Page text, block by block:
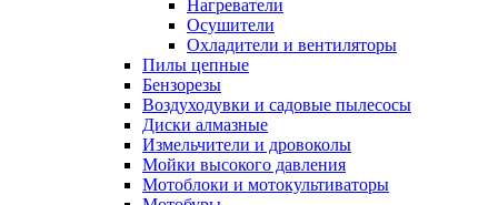
Нагреватели
Осушители
Охладители и вентиляторы
Пилы цепные
Бензорезы
Воздуходувки и садовые пылесосы
Диски алмазные
Измельчители и дровоколы
Мойки высокого давления
Мотоблоки и мотокультиваторы